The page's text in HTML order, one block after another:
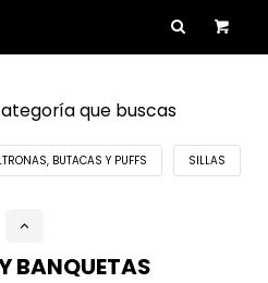
que buscas
BUTACAS Y PUFFS SILLAS
BANQUETAS